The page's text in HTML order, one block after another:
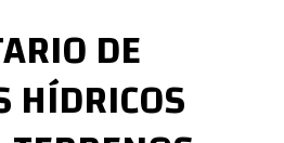
DE
HÍDRICOS